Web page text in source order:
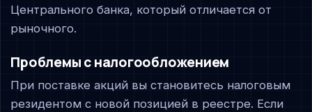
Центрального банка, который отличается от
рыночного.
Проблемы с налогообложением
При поставке акций вы становитесь налоговым
резидентом с новой позицией в реестре. Если